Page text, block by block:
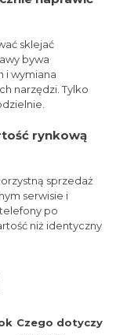
sklejać
bywa
i wymiana
narzędzi. Tylko
rynkową
sprzedaż
serwisie i
po
niż identyczny
Czego dotyczy